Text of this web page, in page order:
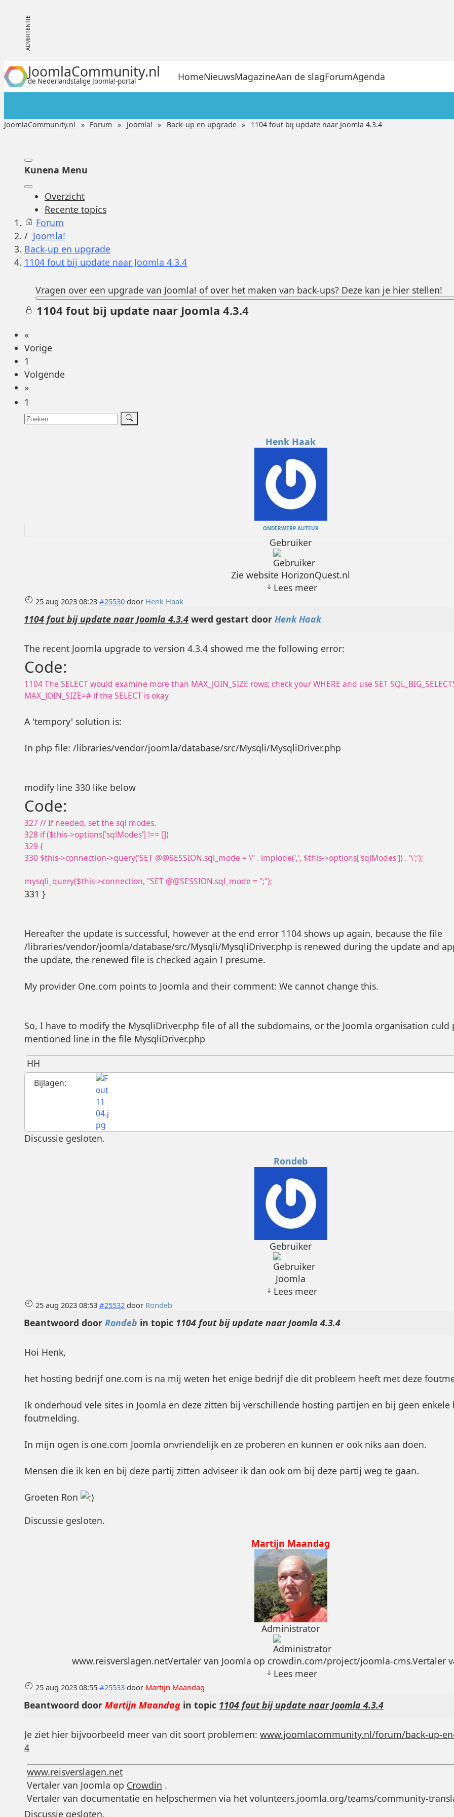
JoomlaCommunity.nl
de Nederlandstalige Joomla!-portal HomeNieuwsMagazineAan de slagForumAgenda
JoomlaCommunity.nl Forum Joomla! Back-up en upgrade 1104 fout bij update naar Joomla 4.3.4
Kunena Menu
Overzicht
Recente topics
Forum
Joomla!
Back-up en upgrade
1104 fout bij update naar Joomla 4.3.4
Vragen over een upgrade van Joomla! of over het maken van back-ups? Deze kan je hier stellen!
1104 fout bij update naar Joomla 4.3.4
«
Vorige
1
Volgende
»
1
Henk Haak
ONDERWERP AUTEUR
Gebruiker
Zie website HorizonQuest.nl
Lees meer
25 aug 2023 08:23 #25530 door Henk Haak
1104 fout bij update naar Joomla 4.3.4 werd gestart doorHenk Haak
The recent Joomla upgrade to version 4.3.4 showed me the following error:
Code:
1104 The SELECT would examine more than MAX_JOIN_SIZE rows; check your WHERE and use SET
MAX_JOIN_SIZE=# if the SELECT is okay
A 'tempory' solution is:
In php file: /libraries/vendor/joomla/database/src/Mysqli/MysqliDriver.php
modify line 330 like below
Code:
327 // If needed, set the sql modes.
328 if ($this->options['sqlModes'] !== [])
329 {
330 $this->connection->query('SET @@SESSION.sql_mode = \'' . implode(',', $this->options['sqlModes']) . '\';');
mysqli_query($this->connection, "SET @@SESSION.sql_mode = '';");
331 }
Hereafter the update is successful, however at the end error 1104 shows up again, because the file
/libraries/vendor/joomla/database/src/Mysqli/MysqliDriver.php is renewed during the update and
the update, the renewed file is checked again I presume.
My provider One.com points to Joomla and their comment: We cannot change this.
So, I have to modify the MysqliDriver.php file of all the subdomains, or the Joomla organisation culd
mentioned line in the file MysqliDriver.php
HH
Bijlagen:
Discussie gesloten.
Rondeb
Gebruiker
Joomla
Lees meer
25 aug 2023 08:53 #25532 door Rondeb
Beantwoord doorRondeb in topic 1104 fout bij update naar Joomla 4.3.4
Hoi Henk,
het hosting bedrijf one.com is na mij weten het enige bedrijf die dit probleem heeft met deze
Ik onderhoud vele sites in Joomla en deze zitten bij verschillende hosting partijen en bij geen enkele
foutmelding.
In mijn ogen is one.com Joomla onvriendelijk en ze proberen en kunnen er ook niks aan doen.
Mensen die ik ken en bij deze partij zitten adviseer ik dan ook om bij deze partij weg te gaan.
Groeten Ron
Discussie gesloten.
Martijn Maandag
Administrator
www.reisverslagen.netVertaler van Joomla op crowdin.com/project/joomla-cms.Vertaler
Lees meer
25 aug 2023 08:55 #25533 door Martijn Maandag
Beantwoord doorMartijn Maandag in topic 1104 fout bij update naar Joomla 4.3.4
Je ziet hier bijvoorbeeld meer van dit soort problemen:www.joomlacommunity.nl/forum/back-up-
4
www.reisverslagen.net
Vertaler van Joomla op Crowdin .
Vertaler van documentatie en helpschermen via het volunteers.joomla.org/teams/community-
Discussie gesloten.